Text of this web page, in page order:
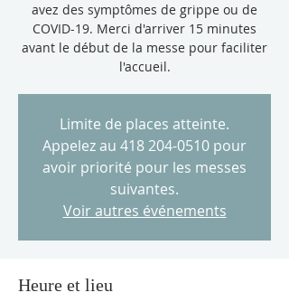
avez des symptômes de grippe ou de
COVID-19. Merci d'arriver 15 minutes
avant le début de la messe pour faciliter
l'accueil.
Limite de places atteinte.
Appelez au 418 204-0510 pour
avoir priorité pour les messes
suivantes.
Voir autres événements
Heure et lieu